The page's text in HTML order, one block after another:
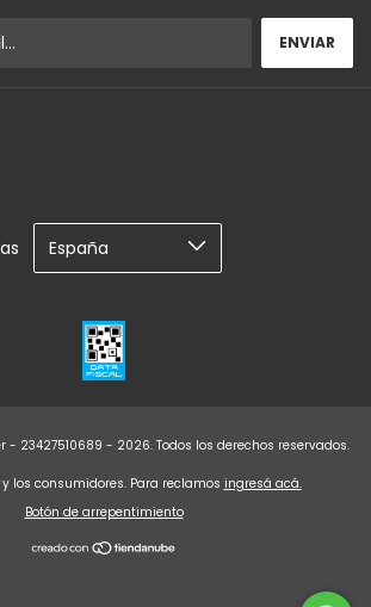
- 23427510689 - 2026. Todos los derechos reservados.
los consumidores. Para reclamos ingresá acá.
Botón de arrepentimiento